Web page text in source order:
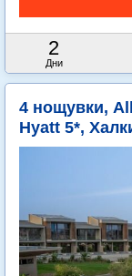
2
Дни
4 нощувки,
Hyatt 5*,